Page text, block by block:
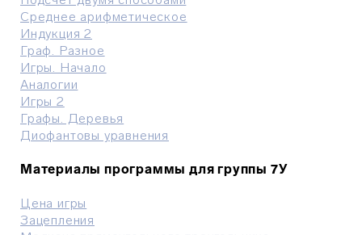
Среднее арифметическое
Индукция 2
Граф. Разное
Игры. Начало
Аналогии
Игры 2
Графы. Деревья
Диофантовы уравнения
Материалы программы для группы 7У
Цена игры
Зацепления